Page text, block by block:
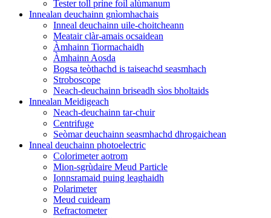
Tester toll prìne foil alùmanum
Innealan deuchainn gnìomhachais
Inneal deuchainn uile-choitcheann
Meatair clàr-amais ocsaidean
Àmhainn Tiormachaidh
Àmhainn Aosda
Bogsa teòthachd is taiseachd seasmhach
Stroboscope
Neach-deuchainn briseadh sìos bholtaids
Innealan Meidigeach
Neach-deuchainn tar-chuir
Centrifuge
Seòmar deuchainn seasmhachd dhrogaichean
Inneal deuchainn photoelectric
Colorimeter aotrom
Mion-sgrùdaire Meud Particle
Ionnsramaid puing leaghaidh
Polarimeter
Meud cuideam
Refractometer